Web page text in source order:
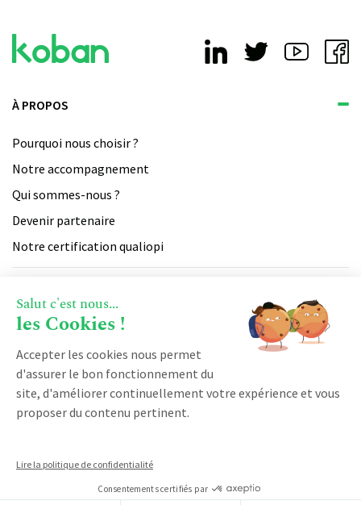
À PROPOS
Pourquoi nous choisir ?
Notre accompagnement
Qui sommes-nous ?
Devenir partenaire
Notre certification qualiopi
Vente
Facturation
Marketing
Service client
Logiciel CRM franchise
Logiciel business par abonnement
RESSOURCES
Blog
Logiciel CRM
Cloud CRM
DÉMARRER AVEC KOBAN
Nous contacter
Notre fiche produit
Made by Limpide [With love]
La dernière release note⚡ Règlement intérieur des Formations
Salut c'est nous...
les Cookies !
Accepter les cookies nous permet
d'assurer le bon fonctionnement du
site, d'améliorer continuellement votre expérience et vous
proposer du contenu pertinent.
Lire la politique de confidentialité
Consentements certifiés par